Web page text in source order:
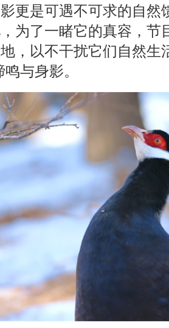
更是可遇不可求的自然
为了一睹它的真容，节
，以不干扰它们自然生
鸣与身影。